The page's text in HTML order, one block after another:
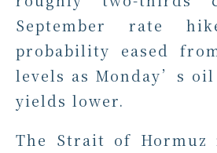
September rate
probability eased
levels as Monday’s
yields lower.
The Strait of Hormuz